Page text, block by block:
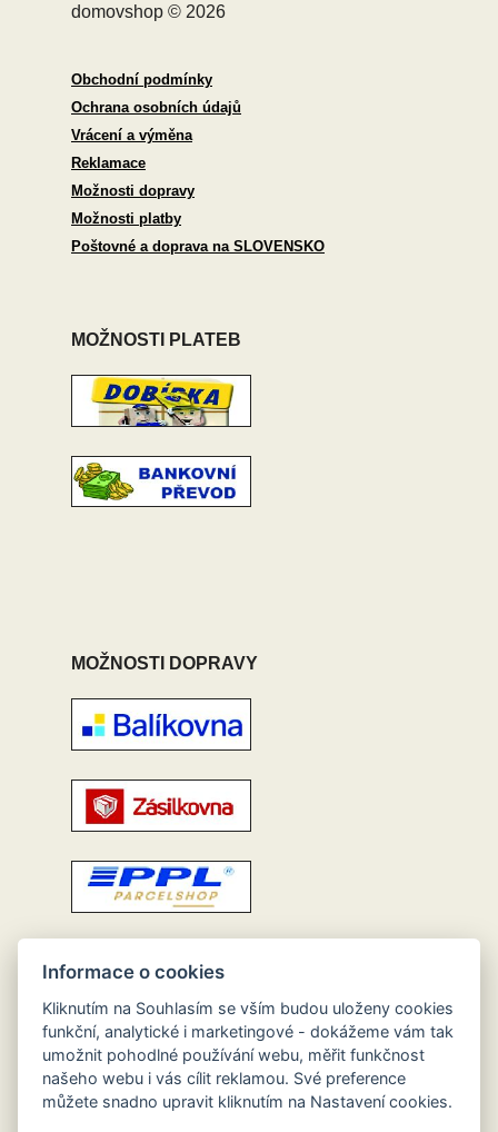
domovshop © 2026
Obchodní podmínky
Ochrana osobních údajů
Vrácení a výměna
Reklamace
Možnosti dopravy
Možnosti platby
Poštovné a doprava na SLOVENSKO
MOŽNOSTI PLATEB
MOŽNOSTI DOPRAVY
Informace o cookies
Kliknutím na Souhlasím se vším budou uloženy cookies
funkční, analytické i marketingové - dokážeme vám tak
umožnit pohodlné používání webu, měřit funkčnost
našeho webu i vás cílit reklamou. Své preference
můžete snadno upravit kliknutím na Nastavení cookies.